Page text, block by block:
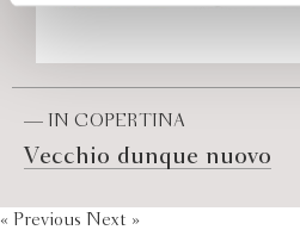
— IN COPERTINA
Vecchio dunque nuovo
« Previous Next »